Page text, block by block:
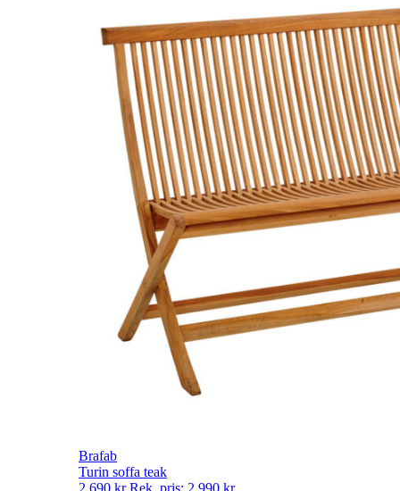
Brafab
Turin soffa teak
2 690 kr Rek. pris: 2 990 kr